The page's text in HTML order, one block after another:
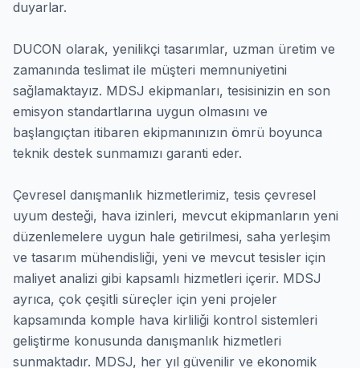
duyarlar.
DUCON olarak, yenilikçi tasarımlar, uzman üretim ve
zamanında teslimat ile müşteri memnuniyetini
sağlamaktayız. MDSJ ekipmanları, tesisinizin en son
emisyon standartlarına uygun olmasını ve
teknik destek sunmamızı garanti eder.
Çevresel danışmanlık hizmetlerimiz, tesis çevresel
uyum desteği, hava izinleri, mevcut ekipmanların yeni
düzenlemelere uygun hale getirilmesi, saha yerleşim
ve tasarım mühendisliği, yeni ve mevcut tesisler için
maliyet analizi gibi kapsamlı hizmetleri içerir. MDSJ
ayrıca, çok çeşitli süreçler için yeni projeler
kapsamında komple hava kirliliği kontrol sistemleri